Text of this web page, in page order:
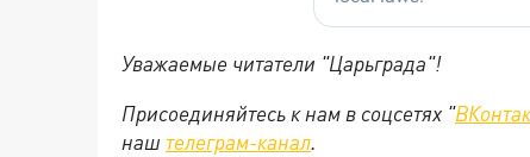
Уважаемые читатели "Царьграда"!
Присоединяйтесь к нам в соцсетях "
наш телеграм-канал.